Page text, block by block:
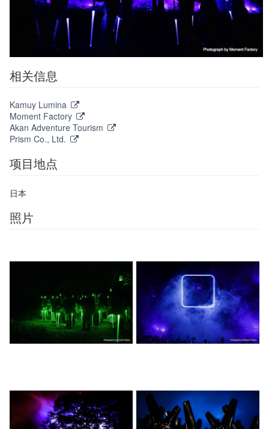
相关信息
Kamuy Lumina
Moment Factory
Akan Adventure Tourism
Prism Co., Ltd.
项目地点
日本
照片